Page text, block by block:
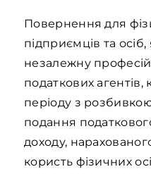
Повернення для
підприємців та
незалежну
податкових агентів,
періоду з
подання
доходу,
користь фізичних